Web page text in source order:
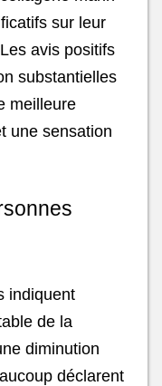
sur leur
avis positifs
substantielles
meilleure
une sensation
indiquent
de la
diminution
déclarent